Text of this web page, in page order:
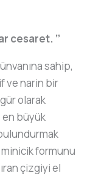
cesaret. ’’
sahip,
ve narin bir
olarak
en büyük
minicik formunu
çizgiyi el